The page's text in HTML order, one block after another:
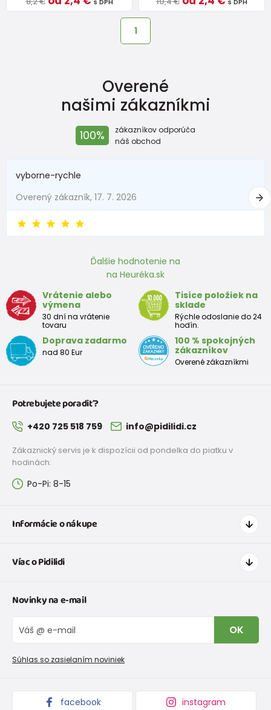
s DPH s DPH
1
Overené
našimi zákazníkmi
100%
zákazníkov odporúča
náš obchod
vyborne-rychle
Overený zákazník, 17. 7. 2026
Ďalšie hodnotenie na
na Heuréka.sk
Vrátenie alebo
výmena
30 dní na vrátenie
tovaru
Tisíce položiek na
sklade
Rýchle odoslanie do 24
hodín.
Doprava zadarmo
nad 80 Eur
100 % spokojných
zákazníkov
Overené zákazníkmi
Potrebujete poradiť?
+420 725 518 759 info@pidilidi.cz
Zákaznický servis je k dispozícii od pondelka do piatku v
hodinách:
Po-Pi: 8-15
Informácie o nákupe
Doprava a platba
Tabuľka veľkostí obuvi
Vrátenie tovaru a reklamacie
Reklamačný poriadok
Víac o Pidilidi
O nás
Veľkoobchod PiDiLiDi
Kolekcie tovaru
Novinky na e-mail
OK
Súhlas so zasielaním noviniek
facebook instagram